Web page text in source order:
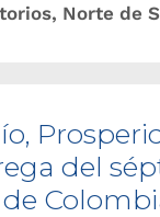
, Norte de
del